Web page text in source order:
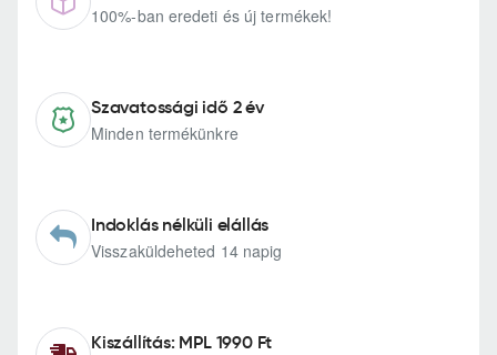
100%-ban eredeti és új termékek!
Szavatossági idő 2 év
Minden termékünkre
Indoklás nélküli elállás
Visszaküldeheted 14 napig
Kiszállítás: MPL 1990 Ft